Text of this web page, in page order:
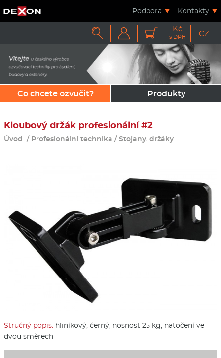
Podpora Kontakty
   Kč
s DPH CZ
Co chcete ozvučit? Produkty
Kloubový držák profesionální #2
Úvod / Profesionální technika /Stojany, držáky
Stručný popis: hliníkový, černý, nosnost 25 kg, natočení ve
dvou směrech